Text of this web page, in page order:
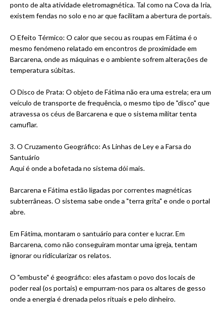
ponto de alta atividade eletromagnética. Tal como na Cova da Iria,
existem fendas no solo e no ar que facilitam a abertura de portais.
O Efeito Térmico: O calor que secou as roupas em Fátima é o
mesmo fenómeno relatado em encontros de proximidade em
Barcarena, onde as máquinas e o ambiente sofrem alterações de
temperatura súbitas.
O Disco de Prata: O objeto de Fátima não era uma estrela; era um
veículo de transporte de frequência, o mesmo tipo de "disco" que
atravessa os céus de Barcarena e que o sistema militar tenta
camuflar.
3. O Cruzamento Geográfico: As Linhas de Ley e a Farsa do
Santuário
Aqui é onde a bofetada no sistema dói mais.
Barcarena e Fátima estão ligadas por correntes magnéticas
subterrâneas. O sistema sabe onde a "terra grita" e onde o portal
abre.
Em Fátima, montaram o santuário para conter e lucrar. Em
Barcarena, como não conseguiram montar uma igreja, tentam
ignorar ou ridicularizar os relatos.
O "embuste" é geográfico: eles afastam o povo dos locais de
poder real (os portais) e empurram-nos para os altares de gesso
onde a energia é drenada pelos rituais e pelo dinheiro.